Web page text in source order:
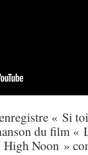
« Si
du film
Noon »